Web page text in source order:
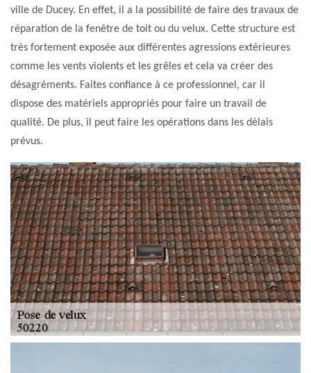
ville de Ducey. En effet, il a la possibilité de faire des travaux de
réparation de la fenêtre de toit ou du velux. Cette structure est
très fortement exposée aux différentes agressions extérieures
comme les vents violents et les grêles et cela va créer des
désagréments. Faites confiance à ce professionnel, car il
dispose des matériels appropriés pour faire un travail de
qualité. De plus, il peut faire les opérations dans les délais
prévus.